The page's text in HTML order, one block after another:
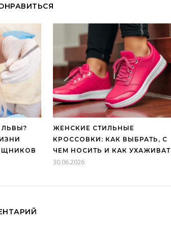
ЖЕНСКИЕ СТИЛЬНЫЕ
КРОССОВКИ: КАК ВЫБРАТЬ, С
ЧЕМ НОСИТЬ И КАК
30.06.2026